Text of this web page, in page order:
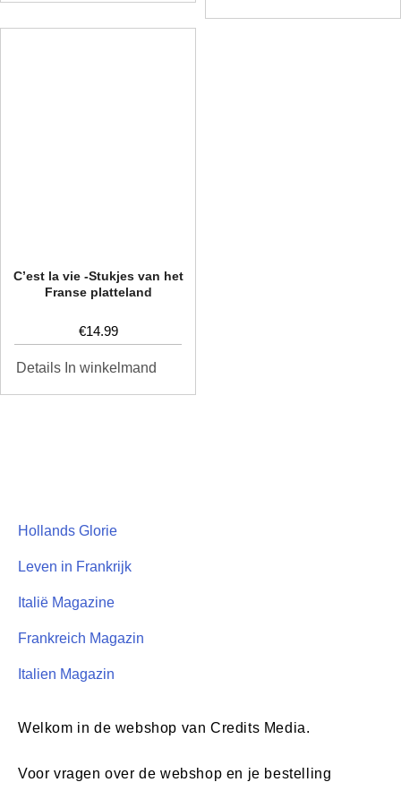
C’est la vie -Stukjes van het
Franse platteland
€14.99
Details In winkelmand
Hollands Glorie
Leven in Frankrijk
Italië Magazine
Frankreich Magazin
Italien Magazin
Welkom in de webshop van Credits Media.
Voor vragen over de webshop en je bestelling